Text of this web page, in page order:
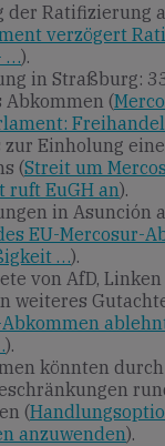
der Ratifizierung
verzögert
…).
in Straßburg:
Abkommen (
zur Einholung
(Streit um
ruft EuGH an).
in Asunción
EU-Mercosur-
…).
von AfD,
weiteres
).
könnten
(
anzuwenden).